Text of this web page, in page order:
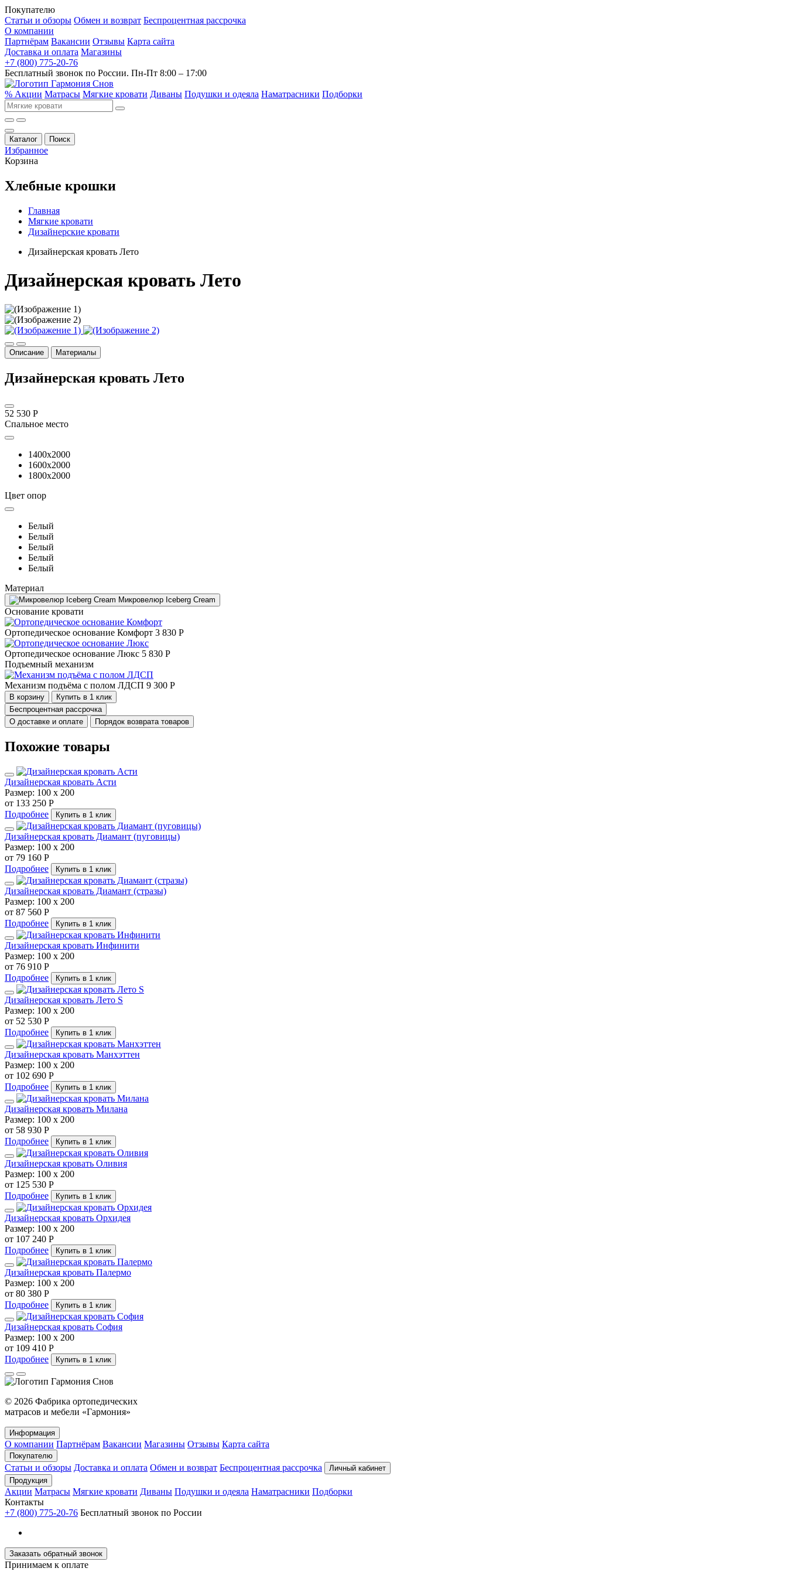
Покупателю
Статьи и обзоры Обмен и возврат Беспроцентная рассрочка
О компании
Партнёрам Вакансии Отзывы Карта сайта
Доставка и оплата Магазины
+7 (800) 775-20-76
Бесплатный звонок по России. Пн-Пт 8:00 – 17:00
% Акции Матрасы Мягкие кровати Диваны Подушки и одеяла Наматрасники Подборки
Каталог Поиск
Избранное
Корзина
Хлебные крошки
Главная
Мягкие кровати
Дизайнерские кровати
Дизайнерская кровать Лето
Дизайнерская кровать Лето
Описание Материалы
Дизайнерская кровать Лето
52 530 Р
Спальное место
1400x2000
1600x2000
1800x2000
Цвет опор
Белый
Белый
Белый
Белый
Белый
Материал
Микровелюр Iceberg Cream
Основание кровати
Ортопедическое основание Комфорт 3 830 Р
Ортопедическое основание Люкс 5 830 Р
Подъемный механизм
Механизм подъёма с полом ЛДСП 9 300 Р
В корзину
Купить в 1 клик
Беспроцентная рассрочка
О доставке и оплате
Порядок возврата товаров
Похожие товары
Дизайнерская кровать Асти
Размер: 100 х 200
от 133 250 Р
Подробнее
Купить в 1 клик
Дизайнерская кровать Диамант (пуговицы)
Размер: 100 х 200
от 79 160 Р
Подробнее
Купить в 1 клик
Дизайнерская кровать Диамант (стразы)
Размер: 100 х 200
от 87 560 Р
Подробнее
Купить в 1 клик
Дизайнерская кровать Инфинити
Размер: 100 х 200
от 76 910 Р
Подробнее
Купить в 1 клик
Дизайнерская кровать Лето S
Размер: 100 х 200
от 52 530 Р
Подробнее
Купить в 1 клик
Дизайнерская кровать Манхэттен
Размер: 100 х 200
от 102 690 Р
Подробнее
Купить в 1 клик
Дизайнерская кровать Милана
Размер: 100 х 200
от 58 930 Р
Подробнее
Купить в 1 клик
Дизайнерская кровать Оливия
Размер: 100 х 200
от 125 530 Р
Подробнее
Купить в 1 клик
Дизайнерская кровать Орхидея
Размер: 100 х 200
от 107 240 Р
Подробнее
Купить в 1 клик
Дизайнерская кровать Палермо
Размер: 100 х 200
от 80 380 Р
Подробнее
Купить в 1 клик
Дизайнерская кровать София
Размер: 100 х 200
от 109 410 Р
Подробнее
Купить в 1 клик
© 2026 Фабрика ортопедических
матрасов и мебели «Гармония»
Информация
О компании Партнёрам Вакансии Магазины Отзывы Карта сайта
Покупателю
Статьи и обзоры Доставка и оплата Обмен и возврат Беспроцентная рассрочка
Личный кабинет
Продукция
Акции Матрасы Мягкие кровати Диваны Подушки и одеяла Наматрасники Подборки
Контакты
+7 (800) 775-20-76 Бесплатный звонок по России
Заказать обратный звонок
Принимаем к оплате